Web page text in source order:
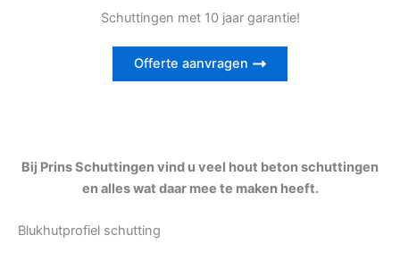
Schuttingen met 10 jaar garantie!
Offerte aanvragen
Bij Prins Schuttingen vind u veel hout beton schuttingen
en alles wat daar mee te maken heeft.
Blukhutprofiel schutting